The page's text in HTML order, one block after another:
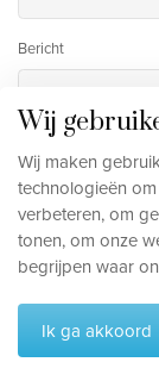
Wij
Wij maken
technologieën
verbeteren, om
tonen, om onze
begrijpen waar
Ik ga akkoord
Bericht